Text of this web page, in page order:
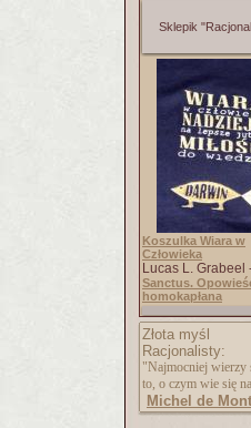
Sklepik
Koszulka Wiara w
Człowieka
Lucas L. Grabeel
Sanctus.
homokapłana
Złota myśl
Racjonalisty:
"Najmocniej wierzy
to, o czym wie się
Michel de